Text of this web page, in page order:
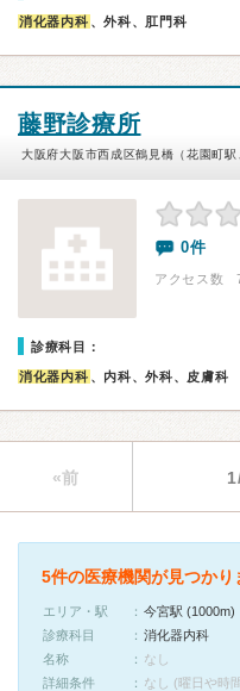
消化器内科 、外科、肛門科
藤野診療所
大阪府大阪市西成区鶴見橋（花園町駅
0件
アクセス数
診療科目：
消化器内科 、内科、外科、皮膚科
«前
5件の医療機関が見つかり
エリア・駅
今宮駅 (1000m)
診療科目
消化器内科
名称
なし
詳細条件
なし (曜日や時